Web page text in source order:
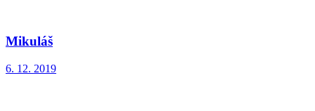
Mikuláš
6. 12. 2019